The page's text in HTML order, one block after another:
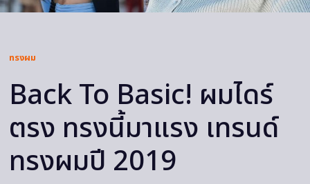
ทรงผม
Back To Basic! ผมไดร์
ตรง ทรงนี้มาแรง เทรนด์
ทรงผมปี 2019